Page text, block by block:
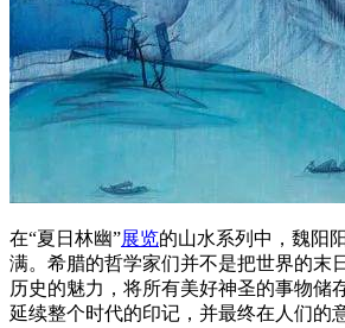
在“夏日林幽”展览的山水系列中，魏阳
满。希腊的哲学家们并不是把世界的末
历史的魅力，将所有美好神圣的事物储
延续整个时代的印记，并最终在人们的